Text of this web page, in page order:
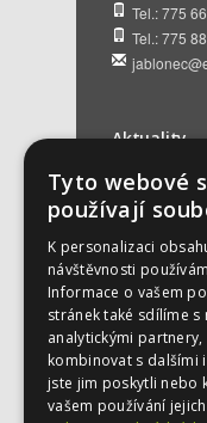
Tel.: 775
Tel.: 775
Aktuality
Renovační
12. 6. 2026
Přehled
NZÚ 2026 28.
Kompenzace
2025
25. 3.
Novinky v
roku 2026 16.
Bezplatné
12. 2025
Tyto webové
používají
K personalizaci
návštěvnosti
Informace o vašem
stránek také sdílíme s
analytickými
kombinovat s dalšími
jste jim poskytli nebo
vašem používání